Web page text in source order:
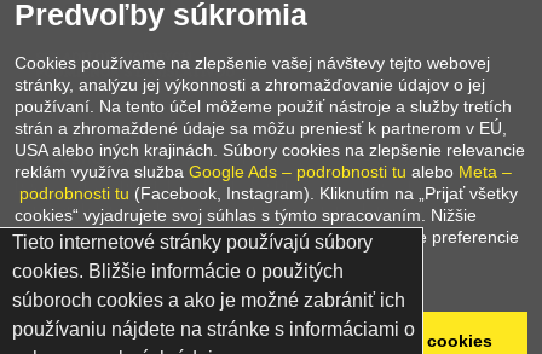
E-shopINVICTA Tepliceje držiteľomcertifikátu
Pravoeshopov.sk, ktorý potvrdzuje, že náš e‑shop spĺňa všetky
požiadavky a pravidlá zákonného predaja. Tento certifikát je
zárukou bezpečného nákupu, transparentných podmienok a
spoľahlivého prístupu k zákazníkom. Nakupujte u nás s istotou –
sme overený e‑shop, ktorému môžete dôverovať.
©2026Copyright
Predvoľby súkromia
Cookies používame na zlepšenie vašej návštevy tejto webovej
stránky, analýzu jej výkonnosti a zhromažďovanie údajov o jej
používaní. Na tento účel môžeme použiť nástroje a služby tretích
strán a zhromaždené údaje sa môžu preniesť k partnerom v EÚ,
USA alebo iných krajinách. Súbory cookies na zlepšenie relevancie
reklám využíva služba Google Ads – podrobnosti tu alebo Meta –
podrobnosti tu (Facebook, Instagram). Kliknutím na „Prijať všetky
cookies“ vyjadrujete svoj súhlas s týmto spracovaním. Nižšie
môžete nájsť podrobné informácie alebo upraviť svoje preferencie
Zásady ochrany osobných údajov
Prijať všetky cookies
Odmietnuť všetko
Tieto internetové stránky používajú súbory
cookies. Bližšie informácie o použitých
súboroch cookies a ako je možné zabrániť ich
používaniu nájdete na stránke s informáciami o